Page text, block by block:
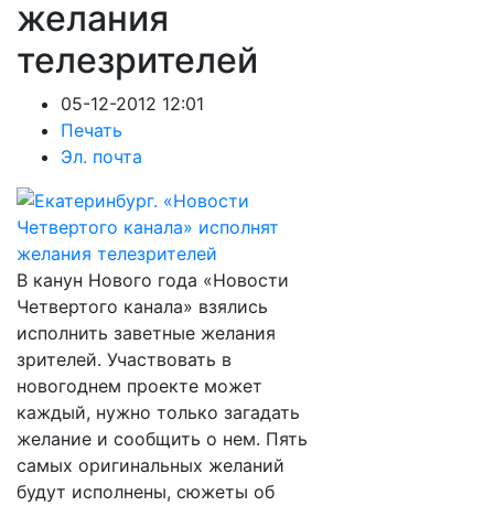
желания
телезрителей
05-12-2012 12:01
Печать
Эл. почта
В канун Нового года «Новости
Четвертого канала» взялись
исполнить заветные желания
зрителей. Участвовать в
новогоднем проекте может
каждый, нужно только загадать
желание и сообщить о нем. Пять
самых оригинальных желаний
будут исполнены, сюжеты об